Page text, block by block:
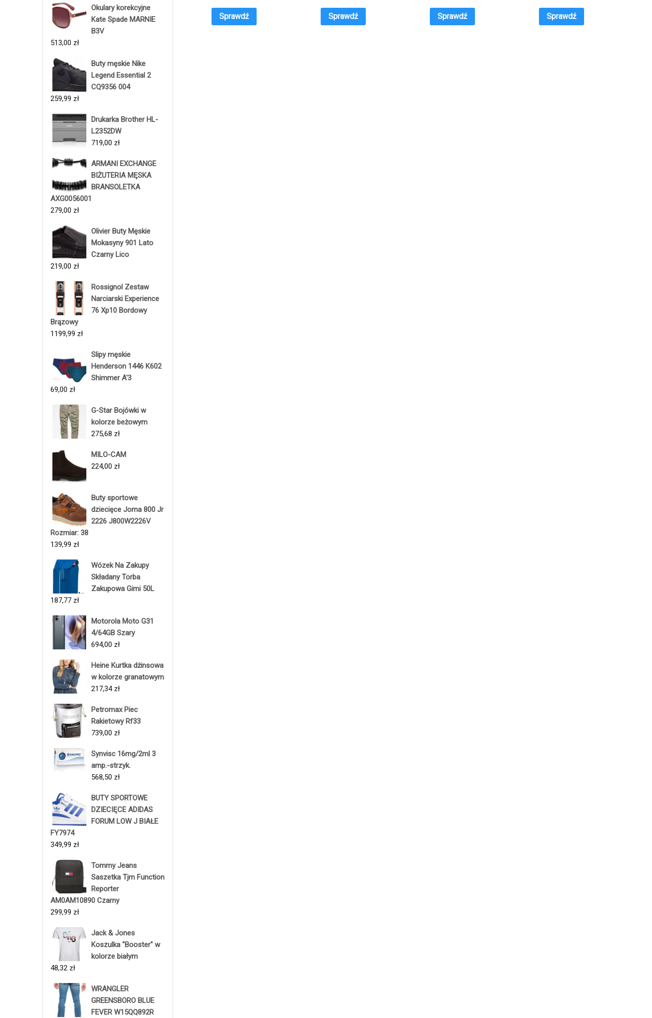
Okulary korekcyjne
Kate Spade MARNIE
B3V
513,00 zł
Buty męskie Nike
Legend Essential 2
CQ9356 004
259,99 zł
Drukarka Brother HL-
L2352DW
719,00 zł
ARMANI EXCHANGE
BIŻUTERIA MĘSKA
BRANSOLETKA
AXG0056001
279,00 zł
Olivier Buty Męskie
Mokasyny 901 Lato
Czarny Lico
219,00 zł
Rossignol Zestaw
Narciarski Experience
76 Xp10 Bordowy
Brązowy
1199,99 zł
Slipy męskie
Henderson 1446 K602
Shimmer A'3
69,00 zł
G-Star Bojówki w
kolorze beżowym
275,68 zł
MILO-CAM
224,00 zł
Buty sportowe
dziecięce Joma 800 Jr
2226 J800W2226V
Rozmiar: 38
139,99 zł
Wózek Na Zakupy
Składany Torba
Zakupowa Gimi 50L
187,77 zł
Motorola Moto G31
4/64GB Szary
694,00 zł
Heine Kurtka dżinsowa
w kolorze granatowym
217,34 zł
Petromax Piec
Rakietowy Rf33
739,00 zł
Synvisc 16mg/2ml 3
amp.-strzyk.
568,50 zł
BUTY SPORTOWE
DZIECIĘCE ADIDAS
FORUM LOW J BIAŁE
FY7974
349,99 zł
Tommy Jeans
Saszetka Tjm Function
Reporter
AM0AM10890 Czarny
299,99 zł
Jack & Jones
Koszulka "Booster" w
kolorze białym
48,32 zł
WRANGLER
GREENSBORO BLUE
FEVER W15QQ892R
Sprawdź Sprawdź Sprawdź Sprawdź